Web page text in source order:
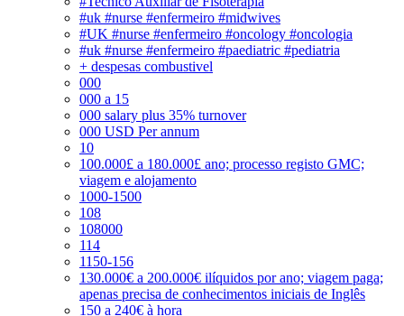
#uk #nurse #enfermeiro #midwives
#UK #nurse #enfermeiro #oncology #oncologia
#uk #nurse #enfermeiro #paediatric #pediatria
+ despesas combustivel
000
000 a 15
000 salary plus 35% turnover
000 USD Per annum
10
100.000£ a 180.000£ ano; processo registo GMC;
viagem e alojamento
1000-1500
108
108000
114
1150-156
130.000€ a 200.000€ ilíquidos por ano; viagem paga;
apenas precisa de conhecimentos iniciais de Inglês
150 a 240€ à hora